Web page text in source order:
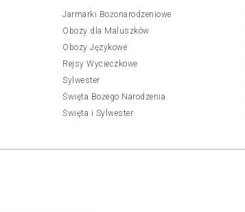
Jarmarki Bożonarodzeniowe
Obozy dla Maluszków
Obozy Językowe
Rejsy Wycieczkowe
Sylwester
Święta Bożego Narodzenia
Święta i Sylwester